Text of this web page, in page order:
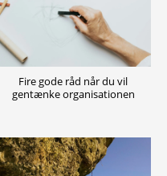
Fire gode råd når du vil
gentænke organisationen